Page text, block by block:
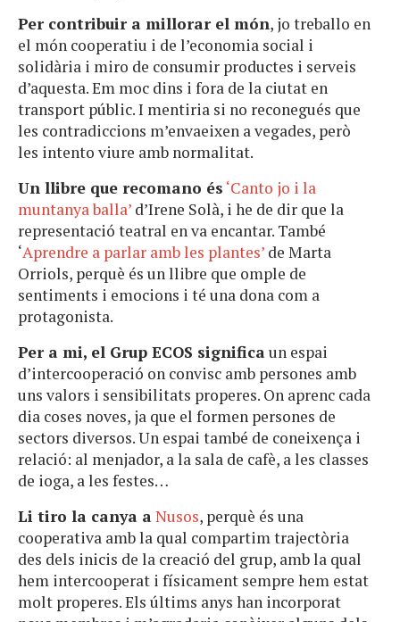
Per contribuir a millorar el món, jo treballo en
el món cooperatiu i de l’economia social i
solidària i miro de consumir productes i serveis
d’aquesta. Em moc dins i fora de la ciutat en
transport públic. I mentiria si no reconegués que
les contradiccions m’envaeixen a vegades, però
les intento viure amb normalitat.
Un llibre que recomano és ‘Canto jo i la
muntanya balla’ d’Irene Solà, i he de dir que la
representació teatral en va encantar. També
‘Aprendre a parlar amb les plantes’ de Marta
Orriols, perquè és un llibre que omple de
sentiments i emocions i té una dona com a
protagonista.
Per a mi, el Grup ECOS significa un espai
d’intercooperació on convisc amb persones amb
uns valors i sensibilitats properes. On aprenc cada
dia coses noves, ja que el formen persones de
sectors diversos. Un espai també de coneixença i
relació: al menjador, a la sala de cafè, a les classes
de ioga, a les festes…
Li tiro la canya a Nusos, perquè és una
cooperativa amb la qual compartim trajectòria
des dels inicis de la creació del grup, amb la qual
hem intercooperat i físicament sempre hem estat
molt properes. Els últims anys han incorporat